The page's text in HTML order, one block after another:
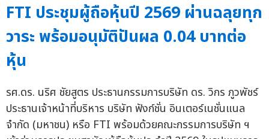
FTI ประชุมผู้ถือหุ้นปี 2569 ผ่านฉลุยทุก
วาระ พร้อมอนุมัติปันผล 0.04 บาทต่อ
หุ้น
รศ.ดร. นริศ ชัยสูตร ประธานกรรมการบริษัท ดร. วิกร ภูวพัชร์
ประธานเจ้าหน้าที่บริหาร บริษัท ฟังก์ชั่น อินเตอร์เนชั่นแนล
จำกัด (มหาชน) หรือ FTI พร้อมด้วยคณะกรรมการบริษัท ฯ